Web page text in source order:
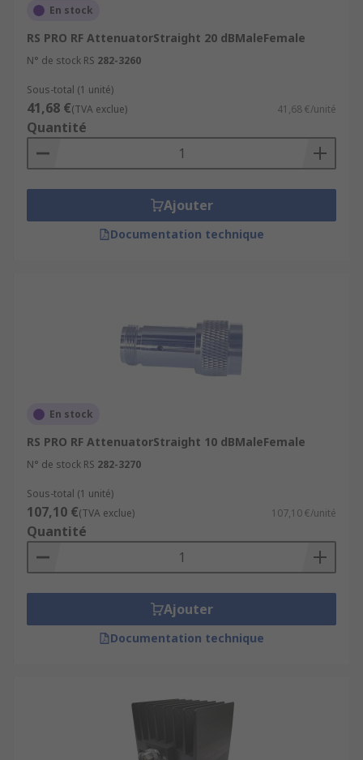
En stock
RS PRO RF AttenuatorStraight 20 dBMaleFemale
N° de stock RS 282-3260
Sous-total (1 unité)
41,68 €(TVA exclue) 41,68 €/unité
Quantité
Ajouter
Documentation technique
En stock
RS PRO RF AttenuatorStraight 10 dBMaleFemale
N° de stock RS 282-3270
Sous-total (1 unité)
107,10 €(TVA exclue) 107,10 €/unité
Quantité
Ajouter
Documentation technique